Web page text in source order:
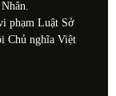
phạm Luật Sở
Chủ nghĩa Việt